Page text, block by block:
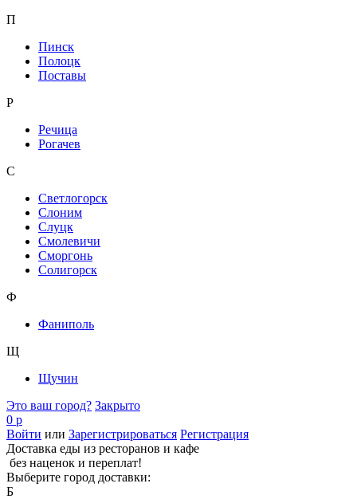
П
Пинск
Полоцк
Поставы
Р
Речица
Рогачев
С
Светлогорск
Слоним
Слуцк
Смолевичи
Сморгонь
Солигорск
Ф
Фаниполь
Щ
Щучин
Это ваш город? Закрыто
0 р
Войти или Зарегистрироваться Регистрация
Доставка еды из ресторанов и кафе
без наценок и переплат!
Выберите город доставки:
Б